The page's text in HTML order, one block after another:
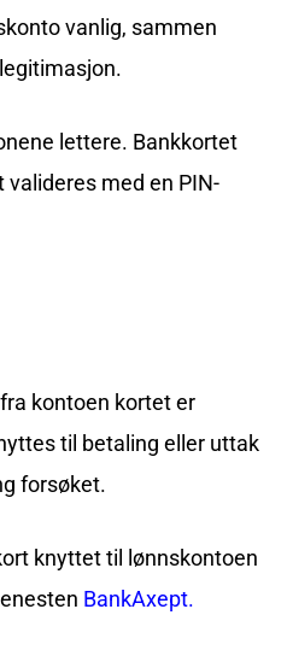
vanlig, sammen
lettere. Bankkortet
med en PIN-
kontoen kortet er
til betaling eller uttak
forsøket.
knyttet til lønnskontoen
BankAxept.